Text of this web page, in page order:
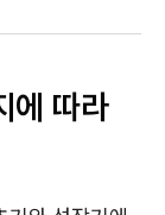
에 따라